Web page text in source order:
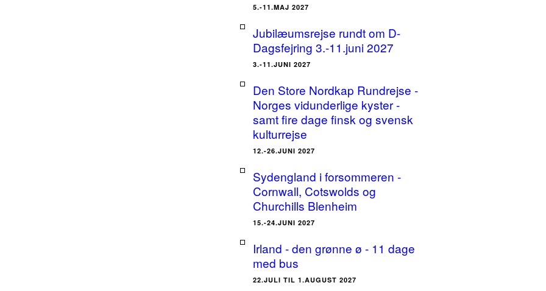
5.-11.MAJ 2027
Jubilæumsrejse rundt om D-
Dagsfejring 3.-11.juni 2027
3.-11.JUNI 2027
Den Store Nordkap Rundrejse -
Norges vidunderlige kyster -
samt fire dage finsk og svensk
kulturrejse
12.-26.JUNI 2027
Sydengland i forsommeren -
Cornwall, Cotswolds og
Churchills Blenheim
15.-24.JUNI 2027
Irland - den grønne ø - 11 dage
med bus
22.JULI TIL 1.AUGUST 2027